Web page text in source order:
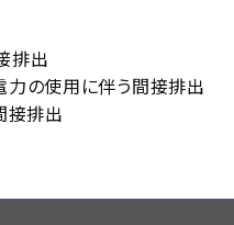
排出
力の使用に伴う間接排出
接排出